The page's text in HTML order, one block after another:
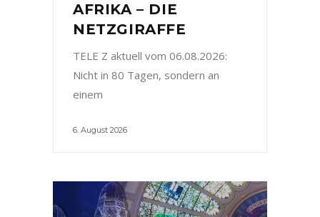
AFRIKA – DIE
NETZGIRAFFE
TELE Z aktuell vom 06.08.2026:
Nicht in 80 Tagen, sondern an
einem
6. August 2026